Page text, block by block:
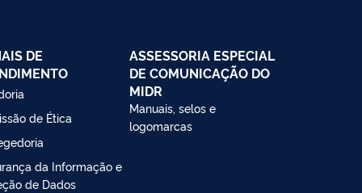
DE
de Ética
da Informação e
de Dados
ASSESSORIA ESPECIAL
DE COMUNICAÇÃO DO
MIDR
Manuais, selos e
logomarcas